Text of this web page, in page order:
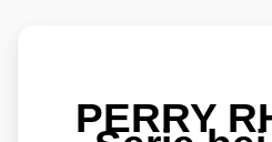
PERRY